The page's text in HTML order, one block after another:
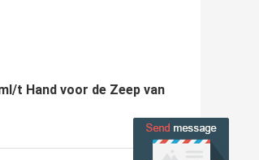
t Hand voor de Zeep van